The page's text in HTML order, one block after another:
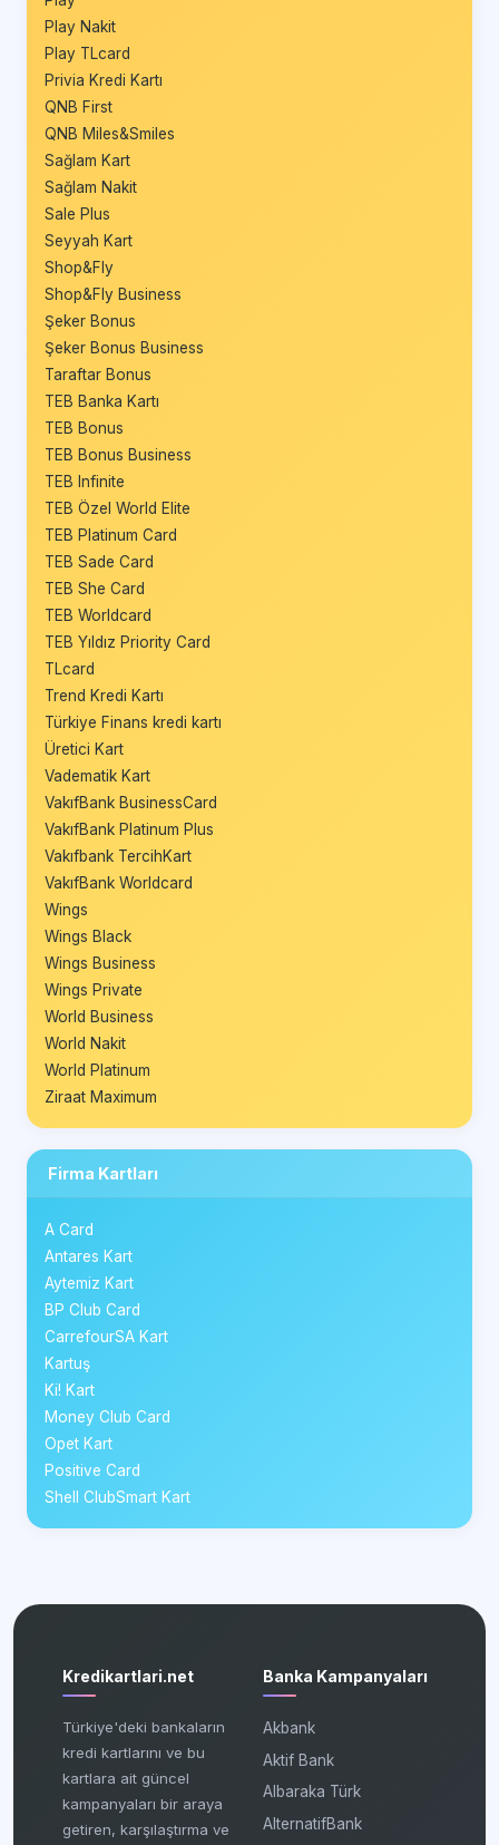
Play Nakit
Play TLcard
Privia Kredi Kartı
QNB First
QNB Miles&Smiles
Sağlam Kart
Sağlam Nakit
Sale Plus
Seyyah Kart
Shop&Fly
Shop&Fly Business
Şeker Bonus
Şeker Bonus Business
Taraftar Bonus
TEB Banka Kartı
TEB Bonus
TEB Bonus Business
TEB Infinite
TEB Özel World Elite
TEB Platinum Card
TEB Sade Card
TEB She Card
TEB Worldcard
TEB Yıldız Priority Card
TLcard
Trend Kredi Kartı
Türkiye Finans kredi kartı
Üretici Kart
Vadematik Kart
VakıfBank BusinessCard
VakıfBank Platinum Plus
Vakıfbank TercihKart
VakıfBank Worldcard
Wings
Wings Black
Wings Business
Wings Private
World Business
World Nakit
World Platinum
Ziraat Maximum
Firma Kartları
A Card
Antares Kart
Aytemiz Kart
BP Club Card
CarrefourSA Kart
Kartuş
Ki! Kart
Money Club Card
Opet Kart
Positive Card
Shell ClubSmart Kart
Kredikartlari.net
Türkiye'deki bankaların
kredi kartlarını ve bu
kartlara ait güncel
kampanyaları bir araya
getiren, karşılaştırma ve
Banka Kampanyaları
Akbank
Aktif Bank
Albaraka Türk
AlternatifBank